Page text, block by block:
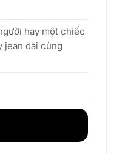
hay một chiếc
jean dài cùng